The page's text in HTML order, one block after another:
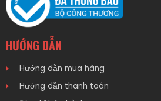
HƯỚNG DẪN
Hướng dẫn mua hàng
Hướng dẫn thanh toán